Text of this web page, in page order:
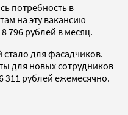
потребность в
на эту вакансию
796 рублей в месяц.
для фасадчиков.
для новых сотрудников
311 рублей ежемесячно.